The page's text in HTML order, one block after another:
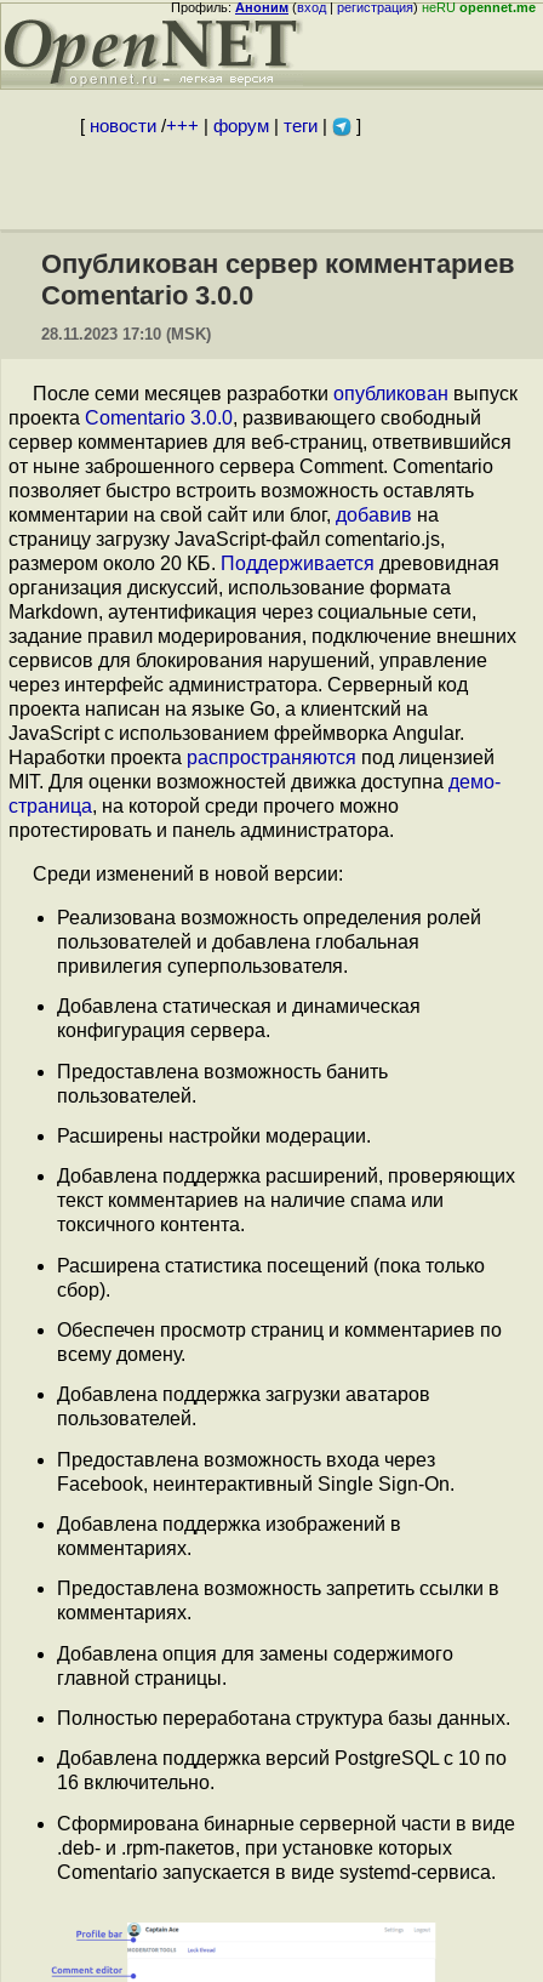
Профиль:Аноним(вход|регистрация)неRUopennet.me
[ новости/+++ форум| теги| ]
Опубликован сервер комментариев
Comentario 3.0.0
28.11.2023 17:10 (MSK)
После семи месяцев разработки опубликован выпуск
проекта Comentario 3.0.0, развивающего свободный
сервер комментариев для веб-страниц, ответвившийся
от ныне заброшенного сервера Comment. Comentario
позволяет быстро встроить возможность оставлять
комментарии на свой сайт или блог, добавив на
страницу загрузку JavaScript-файл comentario.js,
размером около 20 КБ. Поддерживается древовидная
организация дискуссий, использование формата
Markdown, аутентификация через социальные сети,
задание правил модерирования, подключение внешних
сервисов для блокирования нарушений, управление
через интерфейс администратора. Серверный код
проекта написан на языке Go, а клиентский на
JavaScript с использованием фреймворка Angular.
Наработки проекта распространяются под лицензией
MIT. Для оценки возможностей движка доступна демо-
страница, на которой среди прочего можно
протестировать и панель администратора.
Среди изменений в новой версии:
Реализована возможность определения ролей
пользователей и добавлена глобальная
привилегия суперпользователя.
Добавлена статическая и динамическая
конфигурация сервера.
Предоставлена возможность банить
пользователей.
Расширены настройки модерации.
Добавлена поддержка расширений, проверяющих
текст комментариев на наличие спама или
токсичного контента.
Расширена статистика посещений (пока только
сбор).
Обеспечен просмотр страниц и комментариев по
всему домену.
Добавлена поддержка загрузки аватаров
пользователей.
Предоставлена возможность входа через
Facebook, неинтерактивный Single Sign-On.
Добавлена поддержка изображений в
комментариях.
Предоставлена возможность запретить ссылки в
комментариях.
Добавлена опция для замены содержимого
главной страницы.
Полностью переработана структура базы данных.
Добавлена поддержка версий PostgreSQL с 10 по
16 включительно.
Сформирована бинарные серверной части в виде
.deb- и .rpm-пакетов, при установке которых
Comentario запускается в виде systemd-сервиса.